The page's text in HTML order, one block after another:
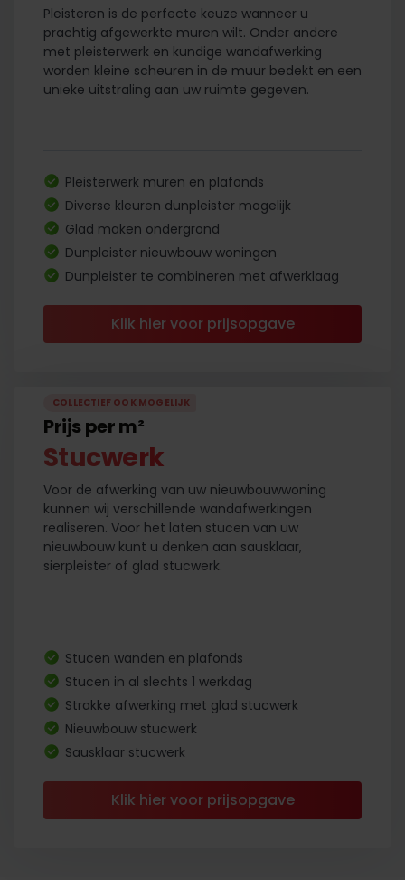
Pleisteren is de perfecte keuze wanneer u
prachtig afgewerkte muren wilt. Onder andere
met pleisterwerk en kundige wandafwerking
worden kleine scheuren in de muur bedekt en een
unieke uitstraling aan uw ruimte gegeven.
Pleisterwerk muren en plafonds
Diverse kleuren dunpleister mogelijk
Glad maken ondergrond
Dunpleister nieuwbouw woningen
Dunpleister te combineren met afwerklaag
Klik hier voor prijsopgave
Prijs per m²
Stucwerk
Voor de afwerking van uw nieuwbouwwoning
kunnen wij verschillende wandafwerkingen
realiseren. Voor het laten stucen van uw
nieuwbouw kunt u denken aan sausklaar,
sierpleister of glad stucwerk.
COLLECTIEF OOK MOGELIJK
Stucen wanden en plafonds
Stucen in al slechts 1 werkdag
Strakke afwerking met glad stucwerk
Nieuwbouw stucwerk
Sausklaar stucwerk
Klik hier voor prijsopgave